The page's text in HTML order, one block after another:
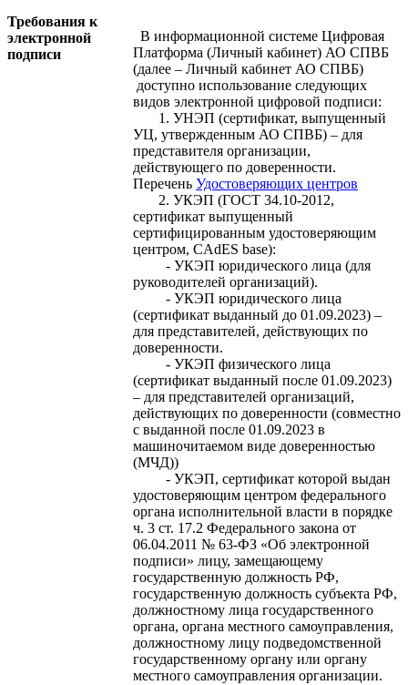
Требования к
электронной
подписи
В информационной системе Цифровая
Платформа (Личный кабинет) АО СПВБ
(далее – Личный кабинет АО СПВБ)
доступно использование следующих
видов электронной цифровой подписи:
1. УНЭП (сертификат, выпущенный
УЦ, утвержденным АО СПВБ) – для
представителя организации,
действующего по доверенности.
Перечень Удостоверяющих центров
2. УКЭП (ГОСТ 34.10-2012,
сертификат выпущенный
сертифицированным удостоверяющим
центром, CAdES base):
- УКЭП юридического лица (для
руководителей организаций).
- УКЭП юридического лица
(сертификат выданный до 01.09.2023) –
для представителей, действующих по
доверенности.
- УКЭП физического лица
(сертификат выданный после 01.09.2023)
– для представителей организаций,
действующих по доверенности (совместно
с выданной после 01.09.2023 в
машиночитаемом виде доверенностью
(МЧД))
- УКЭП, сертификат которой выдан
удостоверяющим центром федерального
органа исполнительной власти в порядке
ч. 3 ст. 17.2 Федерального закона от
06.04.2011 № 63-ФЗ «Об электронной
подписи» лицу, замещающему
государственную должность РФ,
государственную должность субъекта РФ,
должностному лица государственного
органа, органа местного самоуправления,
должностному лицу подведомственной
государственному органу или органу
местного самоуправления организации.